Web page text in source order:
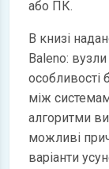
або ПК.
В книзі
Baleno:
особливості
між
алгоритми
можливі
варіанти